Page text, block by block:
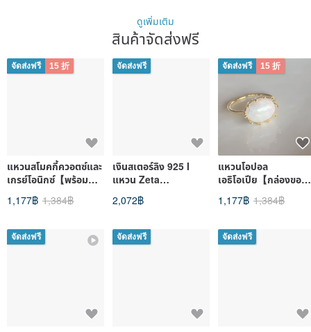
สินค้าจัดส่งฟรี
แหวนสโมคกี้ควอตซ์และ
เกรย์โอนิกซ์【พร้อม
กล่องของขวัญ】
1,177฿ 1,384฿
จัดส่งฟรี
birthstone
2,072฿
Rosen'marry/แหวนอ
แหวนโอปอล
เอธิโอเปีย【กล่องของ
ขวัญ】
1,177฿ 1,384฿